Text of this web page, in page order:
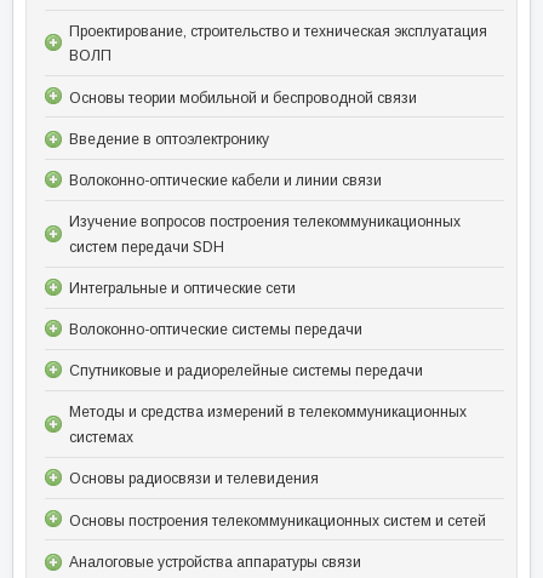
Проектирование, строительство и техническая эксплуатация
ВОЛП
Основы теории мобильной и беспроводной связи
Введение в оптоэлектронику
Волоконно-оптические кабели и линии связи
Изучение вопросов построения телекоммуникационных
систем передачи SDH
Интегральные и оптические сети
Волоконно-оптические системы передачи
Спутниковые и радиорелейные системы передачи
Методы и средства измерений в телекоммуникационных
системах
Основы радиосвязи и телевидения
Основы построения телекоммуникационных систем и сетей
Аналоговые устройства аппаратуры связи